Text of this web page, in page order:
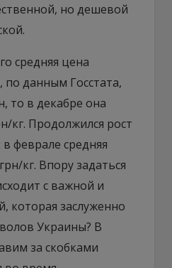
но дешевой
средняя цена
по данным Госстата,
то в декабре она
кг. Продолжился рост
феврале средняя
кг. Впору задаться
с важной и
которая заслуженно
Украины? В
за скобками